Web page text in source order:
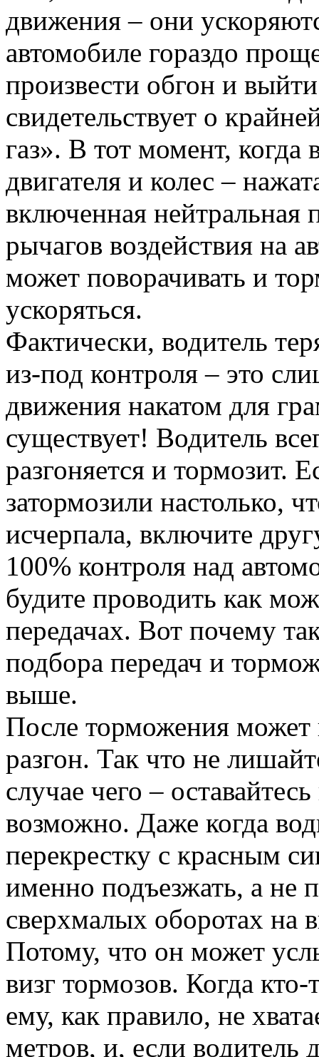
движения – они
автомобиле гораздо
произвести обгон и
свидетельствует о
газ». В тот момент, когда
двигателя и колес –
включенная нейтральная
рычагов воздействия на
может поворачивать и
ускоряться.
Фактически, водитель
из-под контроля – это
движения накатом для
существует! Водитель
разгоняется и тормозит.
затормозили настолько,
исчерпала, включите
100% контроля над
будите проводить как
передачах. Вот почему
подбора передач и
выше.
После торможения может
разгон. Так что не
случае чего –
возможно. Даже когда
перекрестку с красным
именно подъезжать, а не
сверхмалых оборотах на
Потому, что он может
визг тормозов. Когда кто-
ему, как правило, не
метров, и, если водитель